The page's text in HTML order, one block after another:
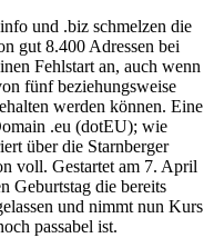
und .biz schmelzen die
gut 8.400 Adressen bei
Fehlstart an, auch wenn
fünf beziehungsweise
werden können. Eine
.eu (dotEU); wie
über die Starnberger
voll. Gestartet am 7. April
Geburtstag die bereits
und nimmt nun Kurs
passabel ist.